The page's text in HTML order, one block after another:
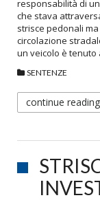
responsabilità di
che stava
strisce pedonali
circolazione
un veicolo è
SENTENZE
continue reading